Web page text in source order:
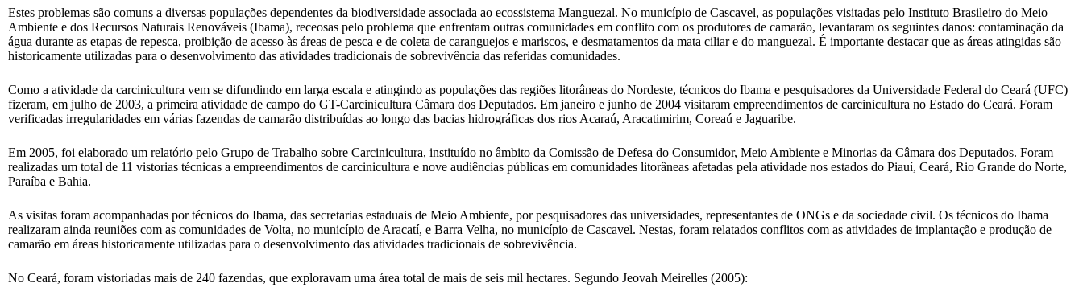
Estes problemas são comuns a diversas populações dependentes da biodiversidade associada ao ecossistema Manguezal. No município de Cascavel, as populações visitadas pelo Instituto Brasileiro do Meio
Ambiente e dos Recursos Naturais Renováveis (Ibama), receosas pelo problema que enfrentam outras comunidades em conflito com os produtores de camarão, levantaram os seguintes danos: contaminação da
água durante as etapas de repesca, proibição de acesso às áreas de pesca e de coleta de caranguejos e mariscos, e desmatamentos da mata ciliar e do manguezal. É importante destacar que as áreas atingidas são
historicamente utilizadas para o desenvolvimento das atividades tradicionais de sobrevivência das referidas comunidades.
Como a atividade da carcinicultura vem se difundindo em larga escala e atingindo as populações das regiões litorâneas do Nordeste, técnicos do Ibama e pesquisadores da Universidade Federal do Ceará (UFC)
fizeram, em julho de 2003, a primeira atividade de campo do GT-Carcinicultura Câmara dos Deputados. Em janeiro e junho de 2004 visitaram empreendimentos de carcinicultura no Estado do Ceará. Foram
verificadas irregularidades em várias fazendas de camarão distribuídas ao longo das bacias hidrográficas dos rios Acaraú, Aracatimirim, Coreaú e Jaguaribe.
Em 2005, foi elaborado um relatório pelo Grupo de Trabalho sobre Carcinicultura, instituído no âmbito da Comissão de Defesa do Consumidor, Meio Ambiente e Minorias da Câmara dos Deputados. Foram
realizadas um total de 11 vistorias técnicas a empreendimentos de carcinicultura e nove audiências públicas em comunidades litorâneas afetadas pela atividade nos estados do Piauí, Ceará, Rio Grande do Norte,
Paraíba e Bahia.
As visitas foram acompanhadas por técnicos do Ibama, das secretarias estaduais de Meio Ambiente, por pesquisadores das universidades, representantes de ONGs e da sociedade civil. Os técnicos do Ibama
realizaram ainda reuniões com as comunidades de Volta, no município de Aracatí, e Barra Velha, no município de Cascavel. Nestas, foram relatados conflitos com as atividades de implantação e produção de
camarão em áreas historicamente utilizadas para o desenvolvimento das atividades tradicionais de sobrevivência.
No Ceará, foram vistoriadas mais de 240 fazendas, que exploravam uma área total de mais de seis mil hectares. Segundo Jeovah Meirelles (2005):